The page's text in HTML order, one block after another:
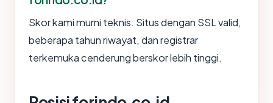
Skor kami murni teknis. Situs dengan SSL valid,
beberapa tahun riwayat, dan registrar
terkemuka cenderung berskor lebih tinggi.